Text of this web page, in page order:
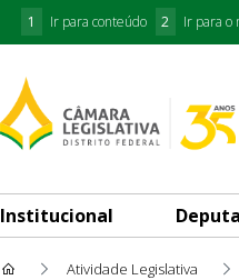
1 Ir para conteúdo 2 Ir para o
Institucional
Atividade Legislativa